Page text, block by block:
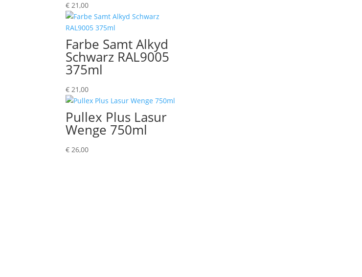
€ 21,00
Farbe Samt Alkyd
Schwarz RAL9005
375ml
€ 21,00
Pullex Plus Lasur
Wenge 750ml
€ 26,00